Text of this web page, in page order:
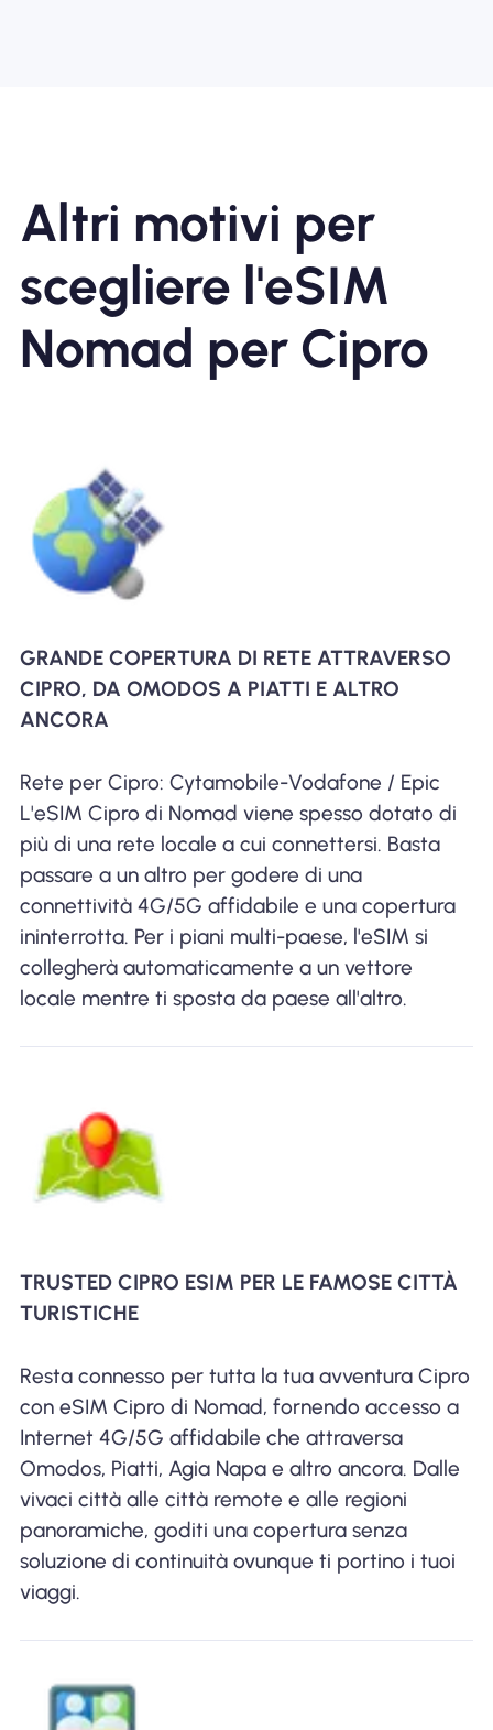
Altri motivi per
scegliere l'eSIM
Nomad per Cipro
GRANDE COPERTURA DI RETE ATTRAVERSO
CIPRO, DA OMODOS A PIATTI E ALTRO
ANCORA
Rete per Cipro: Cytamobile-Vodafone / Epic
L'eSIM Cipro di Nomad viene spesso dotato di
più di una rete locale a cui connettersi. Basta
passare a un altro per godere di una
connettività 4G/5G affidabile e una copertura
ininterrotta. Per i piani multi-paese, l'eSIM si
collegherà automaticamente a un vettore
locale mentre ti sposta da paese all'altro.
TRUSTED CIPRO ESIM PER LE FAMOSE CITTÀ
TURISTICHE
Resta connesso per tutta la tua avventura Cipro
con eSIM Cipro di Nomad, fornendo accesso a
Internet 4G/5G affidabile che attraversa
Omodos, Piatti, Agia Napa e altro ancora. Dalle
vivaci città alle città remote e alle regioni
panoramiche, goditi una copertura senza
soluzione di continuità ovunque ti portino i tuoi
viaggi.